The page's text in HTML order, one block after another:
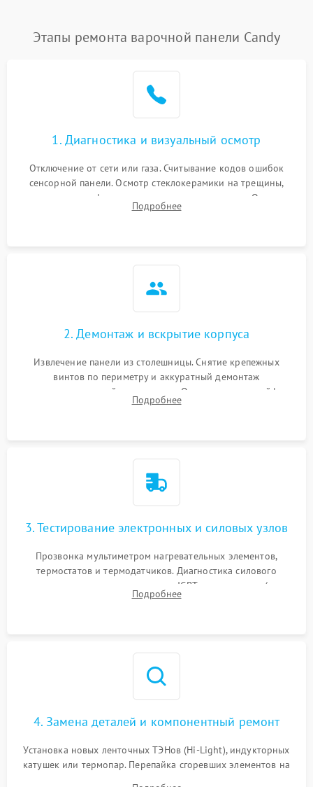
Этапы ремонта варочной панели Candy
1. Диагностика и визуальный осмотр
Отключение от сети или газа. Считывание кодов ошибок
сенсорной панели. Осмотр стеклокерамики на трещины,
проверка конфорок на равномерность нагрева. Опрос
клиента о симптомах (не включается, не видит посуду,
Подробнее
2. Демонтаж и вскрытие корпуса
Извлечение панели из столешницы. Снятие крепежных
винтов по периметру и аккуратный демонтаж
стеклокерамической поверхности. Отсоединение шлейфов
сенсорного блока для доступа к силовым платам, катушкам
Подробнее
3. Тестирование электронных и силовых узлов
Прозвонка мультиметром нагревательных элементов,
термостатов и термодатчиков. Диагностика силового
модуля, реле, диодных мостов и IGBT-транзисторов (для
индукции). Проверка кранов и газ-контроля (для газовых
Подробнее
4. Замена деталей и компонентный ремонт
Установка новых ленточных ТЭНов (Hi-Light), индукторных
катушек или термопар. Перепайка сгоревших элементов на